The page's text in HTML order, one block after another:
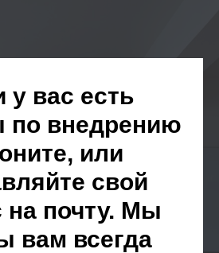
у вас есть
по внедрению
или
свой
на почту. Мы
вам всегда